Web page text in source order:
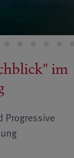
im
Progressive